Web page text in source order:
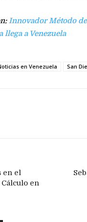
Innovador Método
a Venezuela
en Venezuela San
en el
en